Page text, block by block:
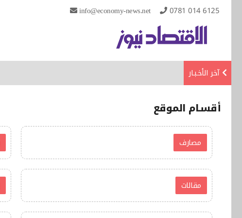
info@economy-news.net 0781 014 6125
آخر الأخـبـار
أقسـام الموقع
مصارف
مقالات